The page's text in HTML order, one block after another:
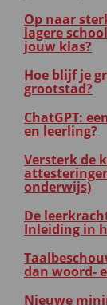
Op naar
lagere
jouw klas?
Hoe blijf je
grootstad?
ChatGPT:
en leerling?
Versterk de
onderwijs)
De
Inleiding in
dan woord-
Nieuwe